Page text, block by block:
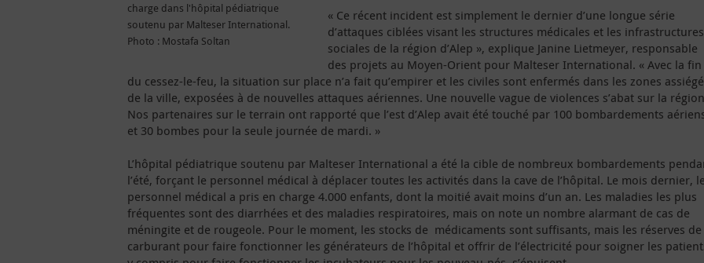
charge dans l'hôpital pédiatrique
soutenu par Malteser International.
Photo : Mostafa Soltan
« Ce récent incident est simplement le dernier d’une longue série
d’attaques ciblées visant les structures médicales et les infrastructures
sociales de la région d’Alep », explique Janine Lietmeyer, responsable
des projets au Moyen-Orient pour Malteser International. « Avec la fin
du cessez-le-feu, la situation sur place n’a fait qu’empirer et les civiles sont enfermés dans les zones
de la ville, exposées à de nouvelles attaques aériennes. Une nouvelle vague de violences s’abat sur la
Nos partenaires sur le terrain ont rapporté que l’est d’Alep avait été touché par 100 bombardements
et 30 bombes pour la seule journée de mardi. »
L’hôpital pédiatrique soutenu par Malteser International a été la cible de nombreux bombardements
l’été, forçant le personnel médical à déplacer toutes les activités dans la cave de l’hôpital. Le mois dernier,
personnel médical a pris en charge 4.000 enfants, dont la moitié avait moins d’un an. Les maladies les plus
fréquentes sont des diarrhées et des maladies respiratoires, mais on note un nombre alarmant de cas de
méningite et de rougeole. Pour le moment, les stocks de médicaments sont suffisants, mais les réserves de
carburant pour faire fonctionner les générateurs de l’hôpital et offrir de l’électricité pour soigner les